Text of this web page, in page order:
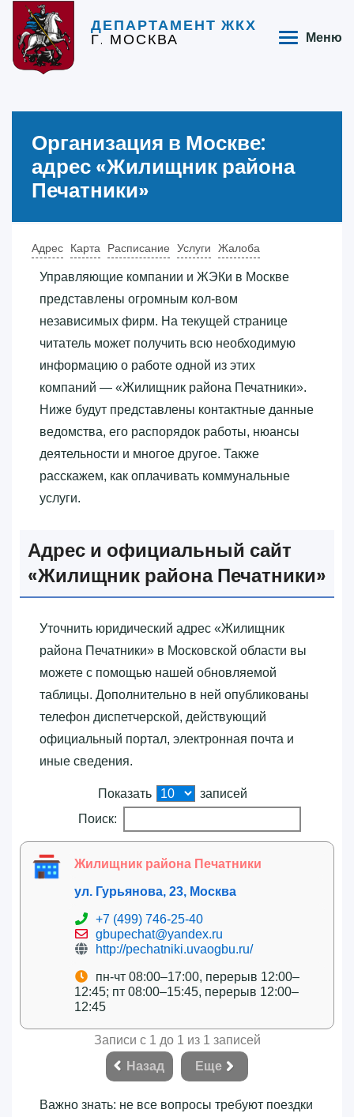
ДЕПАРТАМЕНТ ЖКХ
Г. МОСКВА Меню
Организация в Москве:
адрес «‎Жилищник района
Печатники»‎
Адрес Карта Расписание Услуги Жалоба
Управляющие компании и ЖЭКи в Москве
представлены огромным кол-вом
независимых фирм. На текущей странице
читатель может получить всю необходимую
информацию о работе одной из этих
компаний — «‎Жилищник района Печатники»‎.
Ниже будут представлены контактные данные
ведомства, его распорядок работы, нюансы
деятельности и многое другое. Также
расскажем, как оплачивать коммунальные
услуги.
Адрес и официальный сайт
«‎Жилищник района Печатники»‎
Уточнить юридический адрес «‎Жилищник
района Печатники»‎ в Московской области вы
можете с помощью нашей обновляемой
таблицы. Дополнительно в ней опубликованы
телефон диспетчерской, действующий
официальный портал, электронная почта и
иные сведения.
Показать
записей
Поиск:
Жилищник района Печатники
ул. Гурьянова, 23, Москва
+7 (499) 746-25-40
gbupechat@yandex.ru
http://pechatniki.uvaogbu.ru/
пн-чт 08:00–17:00, перерыв 12:00–
12:45; пт 08:00–15:45, перерыв 12:00–
12:45
Записи с 1 до 1 из 1 записей
Назад
Еще
Важно знать: не все вопросы требуют поездки